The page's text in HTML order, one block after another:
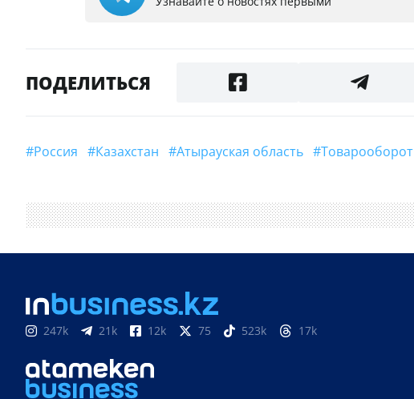
ПОДЕЛИТЬСЯ
#Россия #Казахстан #Атырауская область #товарооборот
247k 21k 12k 75 523k 17k